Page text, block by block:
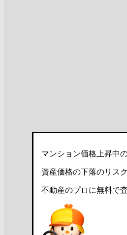
マンション価格上昇中
資産価格の下落のリス
不動産のプロに無料で